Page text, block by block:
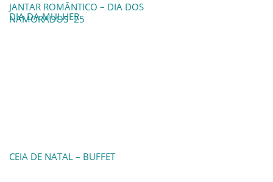
JANTAR ROMÂNTICO – DIA DOS
NAMORADOS´25
DIA DA MULHER
CEIA DE NATAL – BUFFET